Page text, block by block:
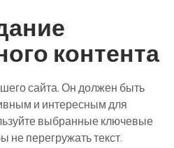
контента
сайта. Он должен быть
и интересным для
выбранные ключевые
не перегружать текст.